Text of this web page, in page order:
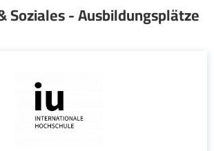
Soziales - Ausbildungsplätze